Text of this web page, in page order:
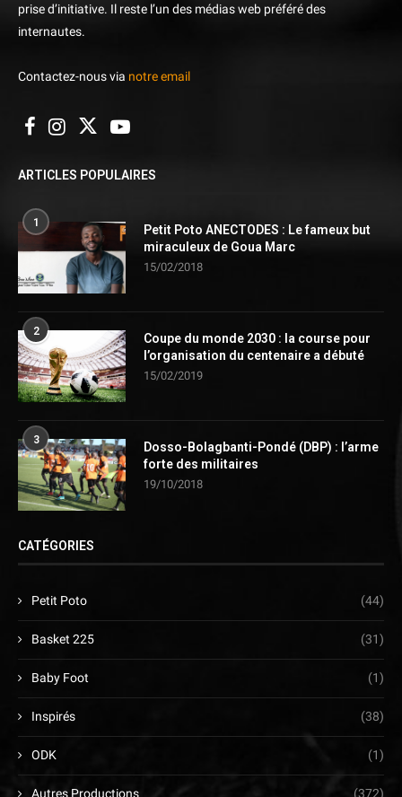
prise d’initiative. Il reste l’un des médias web préféré des
internautes.
Contactez-nous via notre email
ARTICLES POPULAIRES
1
Petit Poto ANECTODES : Le fameux but
miraculeux de Goua Marc
15/02/2018
2
Coupe du monde 2030 : la course pour
l’organisation du centenaire a débuté
15/02/2019
3
Dosso-Bolagbanti-Pondé (DBP) : l’arme
forte des militaires
19/10/2018
CATÉGORIES
Petit Poto (44)
Basket 225 (31)
Baby Foot (1)
Inspirés (38)
ODK (1)
Autres Productions (372)